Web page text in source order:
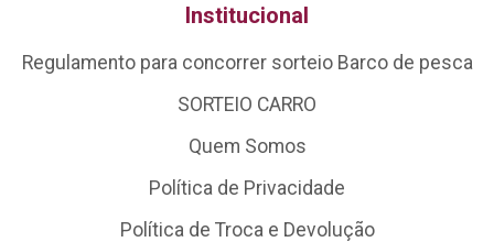
Institucional
Regulamento para concorrer sorteio Barco de pesca
SORTEIO CARRO
Quem Somos
Política de Privacidade
Política de Troca e Devolução